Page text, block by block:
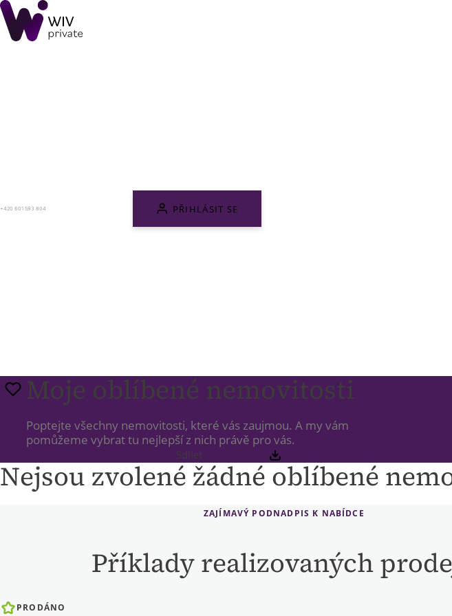
+420 601 593 804 PŘIHLÁSIT SE
Moje oblíbené nemovitosti
Poptejte všechny nemovitosti, které vás zaujmou. A my vám
pomůžeme vybrat tu nejlepší z nich právě pro vás.
Sdílet
Nejsou zvolené žádné oblíbené
ZAJÍMAVÝ PODNADPIS K NABÍDCE
Příklady realizovaných
PRODÁNO